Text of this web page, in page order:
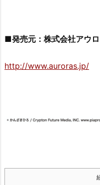
■発売元：株式会社アウ
http://www.auroras.jp/